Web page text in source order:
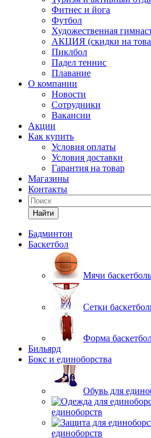
Фитнес и йога
Футбол
Художественная
АКЦИЯ (скидки на
Пиклбол
Падел теннис
Плавание
О компании
Новости
Сотрудники
Вакансии
Акции
Как купить
Условия оплаты
Условия доставки
Гарантия на товар
Магазины
Контакты
Найти
Бадминтон
Баскетбол
Мячи
Сетки
Форма
Бильярд
Бокс и единоборства
Обувь для
единоборств
единоборств